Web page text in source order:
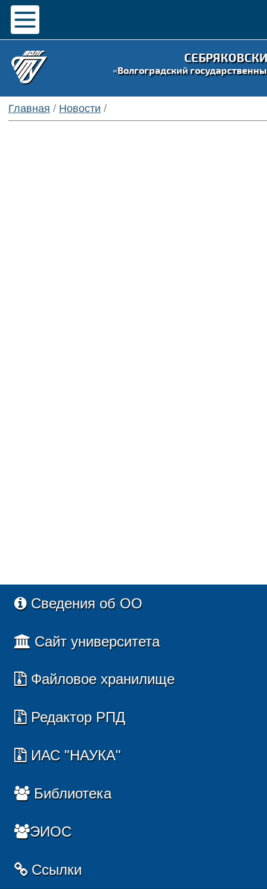
«Волгоградский
Главная / Новости /
Сведения об ОО
Сайт университета
Файловое хранилище
Редактор РПД
ИАС "НАУКА"
Библиотека
ЭИОС
Ссылки